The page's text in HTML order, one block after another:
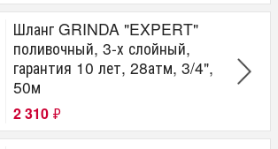
Шланг GRINDA "EXPERT"
поливочный, 3-х слойный,
гарантия 10 лет, 28атм, 3/4",
50м
2 310 ₽